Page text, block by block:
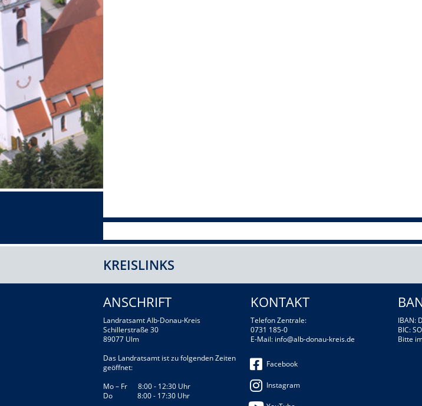
KREISLINKS
ANSCHRIFT
Landratsamt Alb-Donau-Kreis
Schillerstraße 30
89077 Ulm
Das Landratsamt ist zu folgenden Zeiten
geöffnet:
Mo – Fr 8:00 - 12:30 Uhr
Do 8:00 - 17:30 Uhr
KONTAKT
Telefon Zentrale:
0731 185-0
E-Mail: info@alb-donau-kreis.de
Facebook
Instagram
IBAN:
BIC:
Bitte